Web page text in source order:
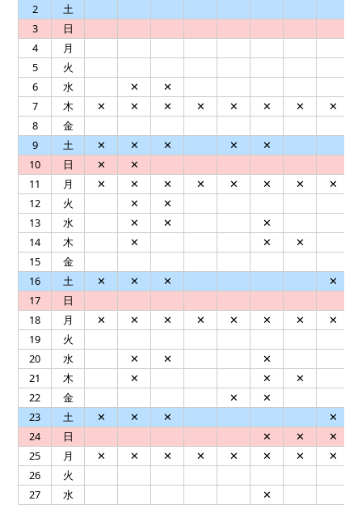
2
土
3
日
4
月
5
火
6
水 ✕
✕
7
木 ✕ ✕ ✕ ✕ ✕ ✕ ✕ ✕
8
金
9
土 ✕ ✕ ✕ ✕
✕
10
日 ✕
✕
11
月 ✕ ✕ ✕ ✕ ✕ ✕ ✕ ✕
12
火 ✕
✕
13
水 ✕ ✕
✕
14
木 ✕ ✕
✕
15
金
16
土 ✕ ✕ ✕ ✕
17
日
18
月 ✕ ✕ ✕ ✕ ✕ ✕ ✕ ✕
19
火
20
水 ✕ ✕
✕
21
木 ✕ ✕
✕
22
金 ✕
✕
23
土 ✕ ✕ ✕ ✕
24
日 ✕ ✕ ✕
25
月 ✕ ✕ ✕ ✕ ✕ ✕ ✕ ✕
26
火
27
水
✕